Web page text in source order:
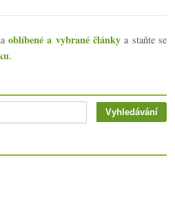
oblíbené a vybrané články a staňte se
.